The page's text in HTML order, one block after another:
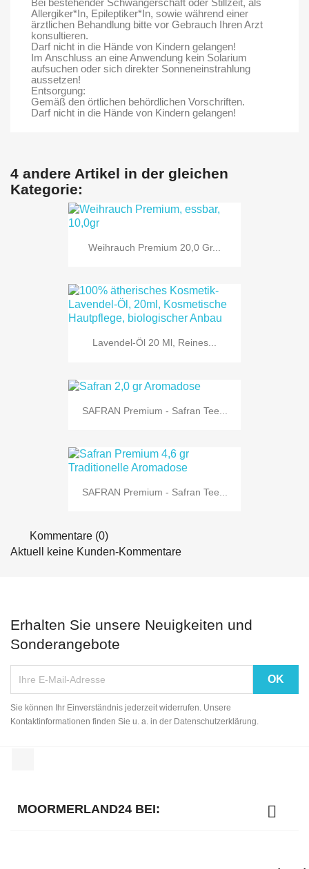
Bei bestehender Schwangerschaft oder Stillzeit, als
Allergiker*In, Epileptiker*In, sowie während einer
ärztlichen Behandlung bitte vor Gebrauch Ihren Arzt
konsultieren.
Darf nicht in die Hände von Kindern gelangen!
Im Anschluss an eine Anwendung kein Solarium
aufsuchen oder sich direkter Sonneneinstrahlung
aussetzen!
Entsorgung:
Gemäß den örtlichen behördlichen Vorschriften.
Darf nicht in die Hände von Kindern gelangen!
4 andere Artikel in der gleichen
Kategorie:
Weihrauch Premium 20,0 Gr...
Lavendel-Öl 20 Ml, Reines...
SAFRAN Premium - Safran Tee...
SAFRAN Premium - Safran Tee...
Kommentare (0)
Aktuell keine Kunden-Kommentare
Erhalten Sie unsere Neuigkeiten und
Sonderangebote
Sie können Ihr Einverständnis jederzeit widerrufen. Unsere
Kontaktinformationen finden Sie u. a. in der Datenschutzerklärung.
MOORMERLAND24 BEI: 